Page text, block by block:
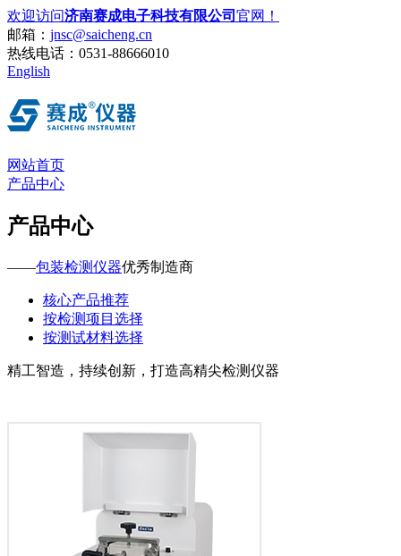
欢迎访问济南赛成电子科技有限公司 官网！
邮箱： jnsc@saicheng.cn
热线电话： 0531-88666010
English
网站首页
产品中心
产品中心
——包装检测仪器优秀制造商
核心产品推荐
按检测项目选择
按测试材料选择
精工智造，持续创新，打造高精尖检测仪器